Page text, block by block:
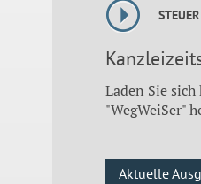
Laden Sie
"WegWeiSer"
Aktuelle